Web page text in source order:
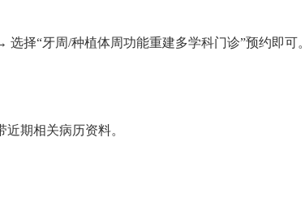
择“牙周/种植体周功能重建多学科门诊”预约即可。
期相关病历资料。